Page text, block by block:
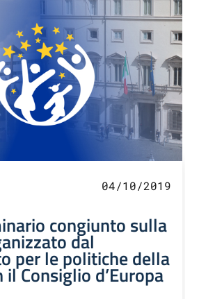
04/10/2019
congiunto sulla
dal
per le politiche della
Consiglio d’Europa